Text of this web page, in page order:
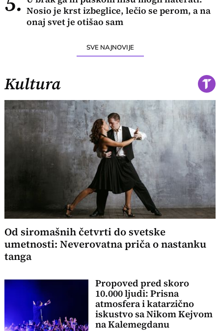
Nosio je krst izbeglice, lečio se perom, a na
onaj svet je otišao sam
SVE NAJNOVIJE
Kultura
Od siromašnih četvrti do svetske
umetnosti: Neverovatna priča o nastanku
tanga
Propoved pred skoro
10.000 ljudi: Prisna
atmosfera i katarzično
iskustvo sa Nikom Kejvom
na Kalemegdanu